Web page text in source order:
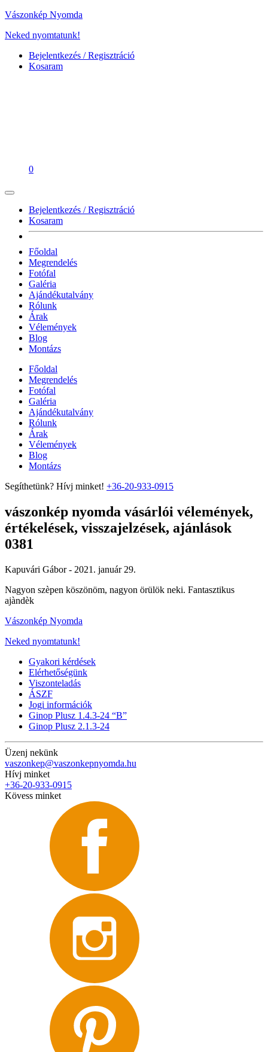
Vászonkép Nyomda
Neked nyomtatunk!
Bejelentkezés / Regisztráció
Kosaram
0
Bejelentkezés / Regisztráció
Kosaram
Főoldal
Megrendelés
Fotófal
Galéria
Ajándékutalvány
Rólunk
Árak
Vélemények
Blog
Montázs
Főoldal
Megrendelés
Fotófal
Galéria
Ajándékutalvány
Rólunk
Árak
Vélemények
Blog
Montázs
Segíthetünk? Hívj minket! +36-20-933-0915
vászonkép nyomda vásárlói vélemények,
értékelések, visszajelzések, ajánlások
0381
Kapuvári Gábor - 2021. január 29.
Nagyon szèpen köszönöm, nagyon örülök neki. Fantasztikus
ajàndèk
Vászonkép Nyomda
Neked nyomtatunk!
Gyakori kérdések
Elérhetőségünk
Viszonteladás
ÁSZF
Jogi információk
Ginop Plusz 1.4.3-24 “B”
Ginop Plusz 2.1.3-24
Üzenj nekünk
vaszonkep@vaszonkepnyomda.hu
Hívj minket
+36-20-933-0915
Kövess minket